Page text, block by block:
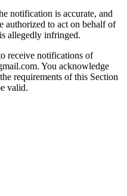
notification is accurate, and
authorized to act on behalf of
allegedly infringed.
receive notifications of
. You acknowledge
requirements of this Section
valid.